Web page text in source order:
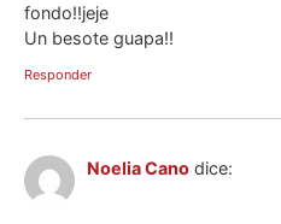
fondo!!jeje
Un besote guapa!!
Responder
Noelia Cano dice: